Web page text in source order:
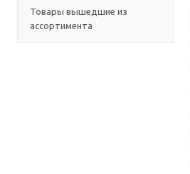
Товары вышедшие из
ассортимента